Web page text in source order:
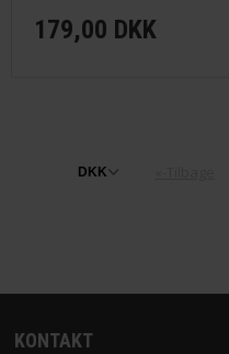
179,00 DKK
KONTAKT